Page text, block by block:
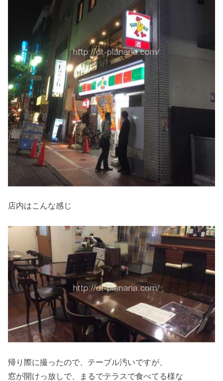
店内はこんな感じ
帰り際に撮ったので、テーブル汚いですが、
窓が開けっ放しで、まるでテラスで食べてる様な